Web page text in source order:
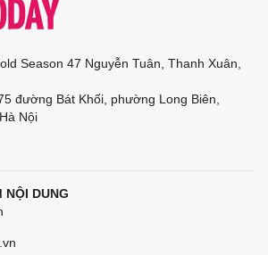
Season 47 Nguyễn Tuân, Thanh Xuân,
đường Bát Khối, phường Long Biên,
Nội
NỘI DUNG